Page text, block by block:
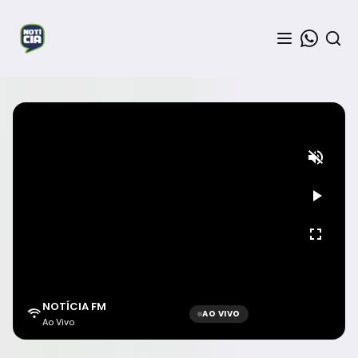
NOTÍCIA FM
Ao Vivo
AO VIVO